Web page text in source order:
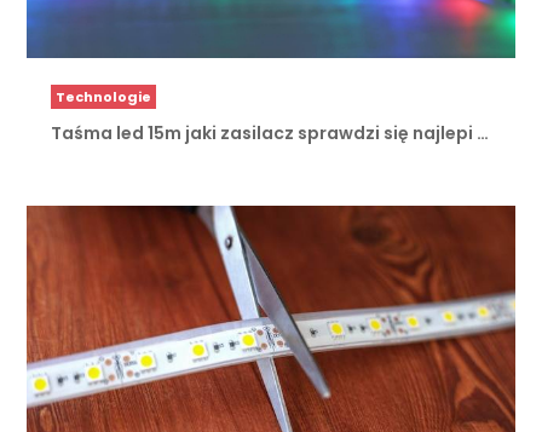
Technologie
Taśma led 15m jaki zasilacz sprawdzi się najlepi …